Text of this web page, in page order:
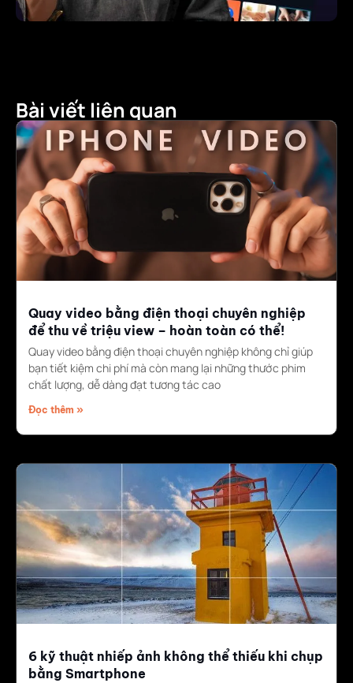
Bài viết liên quan
Quay video bằng điện thoại chuyên nghiệp
để thu về triệu view – hoàn toàn có thể!
Quay video bằng điện thoại chuyên nghiệp không chỉ giúp
bạn tiết kiệm chi phí mà còn mang lại những thước phim
chất lượng, dễ dàng đạt tương tác cao
Đọc thêm »
6 kỹ thuật nhiếp ảnh không thể thiếu khi chụp
bằng Smartphone